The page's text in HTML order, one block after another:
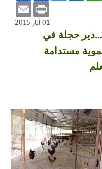
Email Print
01 أيار 2015
حجلة في
مستدامة